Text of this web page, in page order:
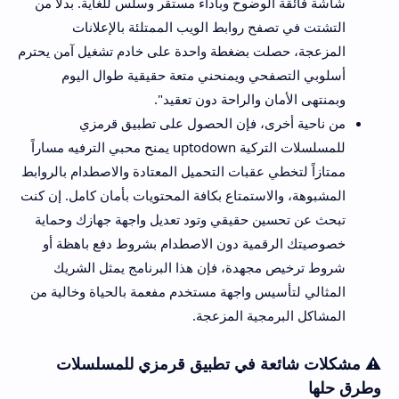
التشتت في تصفح روابط الويب الممتلئة بالإعلانات
المزعجة، حصلت بضغطة واحدة على خادم تشغيل آمن يحترم
أسلوبي التصفحي ويمنحني متعة حقيقية طوال اليوم
وبمنتهى الأمان والراحة دون تعقيد".
من ناحية أخرى، فإن الحصول على تطبيق قرمزي
للمسلسلات التركية uptodown يمنح محبي الترفيه مساراً
ممتازاً لتخطي عقبات التحميل المعتادة والاصطدام بالروابط
المشبوهة، والاستمتاع بكافة المحتويات بأمان كامل. إن كنت
تبحث عن تحسين حقيقي وتود تعديل واجهة جهازك وحماية
خصوصيتك الرقمية دون الاصطدام بشروط دفع باهظة أو
شروط ترخيص مجهدة، فإن هذا البرنامج يمثل الشريك
المثالي لتأسيس واجهة مستخدم مفعمة بالحياة وخالية من
المشاكل البرمجية المزعجة.
⚠️ مشكلات شائعة في تطبيق قرمزي للمسلسلات
وطرق حلها